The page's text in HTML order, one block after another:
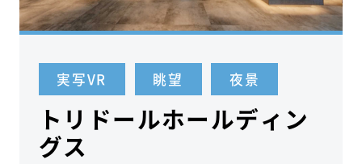
実写VR 眺望 夜景
トリドールホールディン
グス